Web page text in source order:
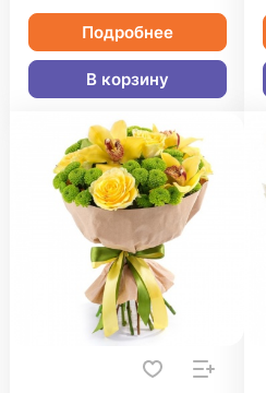
Подробнее
В корзину